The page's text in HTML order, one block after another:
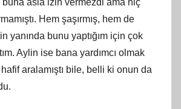
Hem şaşırmış, hem de
yanında bunu yaptığım için çok
Aylin ise bana yardımcı olmak
hafif aralamıştı bile, belli ki onun da